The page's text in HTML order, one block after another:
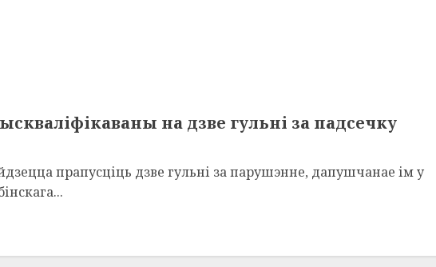
на дзве гульні за падсечку
прапусціць дзве гульні за парушэнне, дапушчанае ім у